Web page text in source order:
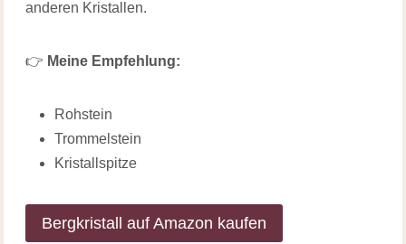
anderen Kristallen.
👉 Meine Empfehlung:
Rohstein
Trommelstein
Kristallspitze
Bergkristall auf Amazon kaufen